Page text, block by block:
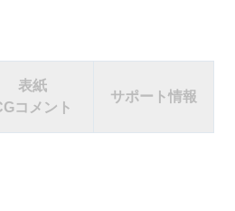
表紙
コメント
サポート情報